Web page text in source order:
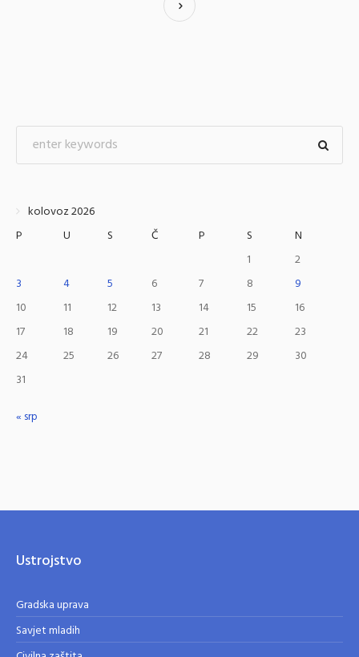
kolovoz 2026
P
U S Č P S
N
1
2
3
4 5 6 7 8
9
10
11 12 13 14 15
16
17
18 19 20 21 22
23
24
25 26 27 28 29
30
31
« srp
Ustrojstvo
Gradska uprava
Savjet mladih